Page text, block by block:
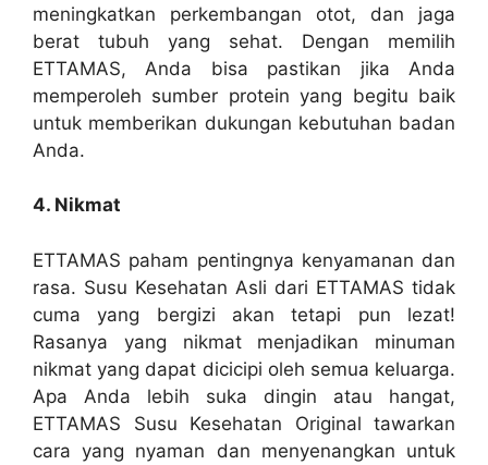
meningkatkan perkembangan otot, dan jaga
berat tubuh yang sehat. Dengan memilih
ETTAMAS, Anda bisa pastikan jika Anda
memperoleh sumber protein yang begitu baik
untuk memberikan dukungan kebutuhan badan
Anda.
4. Nikmat
ETTAMAS paham pentingnya kenyamanan dan
rasa. Susu Kesehatan Asli dari ETTAMAS tidak
cuma yang bergizi akan tetapi pun lezat!
Rasanya yang nikmat menjadikan minuman
nikmat yang dapat dicicipi oleh semua keluarga.
Apa Anda lebih suka dingin atau hangat,
ETTAMAS Susu Kesehatan Original tawarkan
cara yang nyaman dan menyenangkan untuk